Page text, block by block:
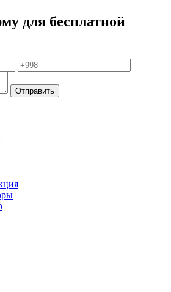
для бесплатной
Отправить